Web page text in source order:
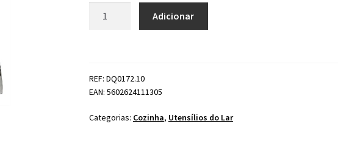
s de clientes
FCC
Adicionar
REF: DQ0172.10
EAN: 5602624111305
Categorias: Cozinha, Utensílios do Lar